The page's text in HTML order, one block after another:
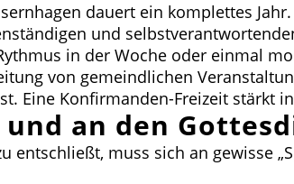
dauert ein komplettes
und
in der Woche oder einmal
von gemeindlichen
Eine Konfirmanden-Freizeit stärkt
an den
muss sich an gewisse